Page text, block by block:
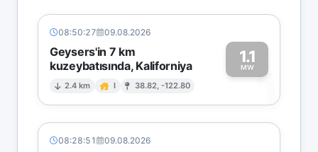
08:50:27 09.08.2026
Geysers'in 7 km
kuzeybatısında, Kaliforniya
2.4 km I 38.82, -122.80
1.1
MW1
08:28:51 09.08.2026